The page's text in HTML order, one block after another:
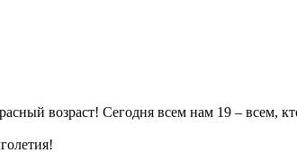
возраст! Сегодня всем нам 19 – всем,